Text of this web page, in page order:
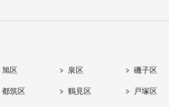
旭区 泉区 磯子区
都筑区 鶴見区 戸塚区